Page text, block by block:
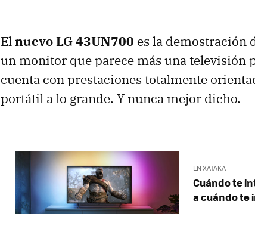
Elnuevo LG 43UN700 es la demostración
un monitor que parece más una televisión
cuenta con prestaciones totalmente
portátil a lo grande. Y nunca mejor dicho.
EN XATAKA
Cuándo te
a cuándo te